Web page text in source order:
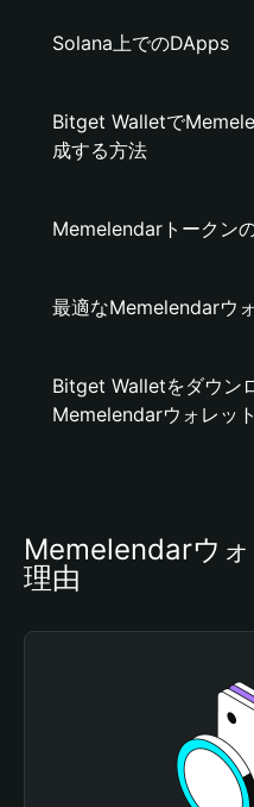
Solana上でのDApps
Bitget Walletで
成する方法
Memelendarトークン
最適なMemelendarウ
Bitget Walletをダウン
Memelendarウォレッ
Memelendarウ
理由